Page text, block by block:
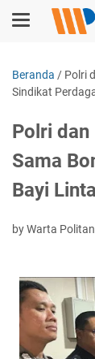
Beranda / Polri
Sindikat
Polri dan
Sama
Bayi
by Warta Politan